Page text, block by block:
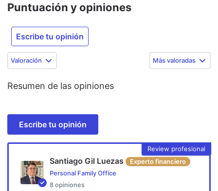
Puntuación y opiniones
Escribe tu opinión
Valoración Más valoradas
Resumen de las opiniones
Escribe tu opinión
Review profesional
Santiago Gil Luezas
Experto financiero
Personal Family Office
8 opiniones